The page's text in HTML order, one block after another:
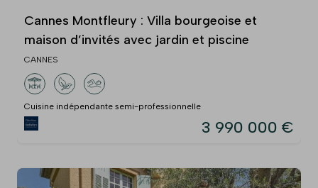
Cannes Montfleury : Villa bourgeoise et
maison d’invités avec jardin et piscine
CANNES
Cuisine indépendante semi-professionnelle
3 990 000 €